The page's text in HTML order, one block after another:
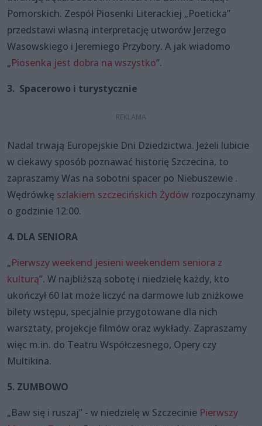
Pomorskich. Zespół Piosenki Literackiej „Poeticka”
przedstawi własną interpretację utworów Jerzego
Wasowskiego i Jeremiego Przybory. A jak wiadomo
„Piosenka jest dobra na wszystko”.
3. Spacerowo i turystycznie
Nadal trwają Europejskie Dni Dziedzictwa. Jeżeli lubicie
w ciekawy sposób poznawać historię Szczecina, to
zapraszamy Was na sobotni spacer po Niebuszewie .
Wędrówkę szlakiem szczecińskich Żydów rozpoczynamy
o godzinie 12:00.
4. DLA SENIORA
„Pierwszy weekend jesieni weekendem seniora z
kulturą”. W najbliższą sobotę i niedzielę każdy, kto
ukończył 60 lat może liczyć na darmowe lub zniżkowe
bilety wstępu, specjalnie przygotowane dla nich
warsztaty, projekcje filmów oraz wykłady. Zapraszamy
więc m.in. do Teatru Współczesnego, Opery czy
Multikina.
5. ZUMBOWO
„Baw się i ruszaj” - w niedzielę w Szczecinie Pierwszy